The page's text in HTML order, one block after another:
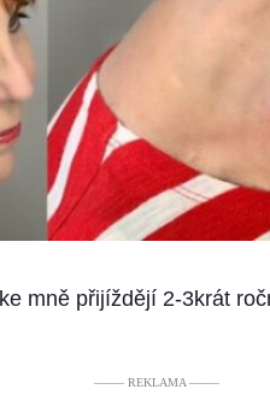
mně přijíždějí 2-3krát
––––– REKLAMA –––––